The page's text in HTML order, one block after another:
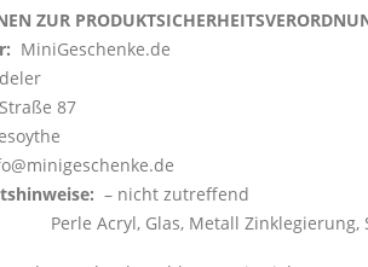
ZUR
MiniGeschenke.de
87
– nicht zutreffend
Perle Acryl, Glas, Metall Zinklegierung,